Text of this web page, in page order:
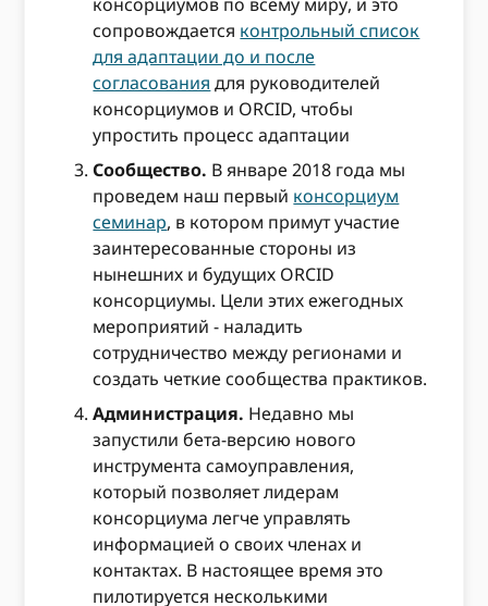
сопровождается контрольный список
для адаптации до и после
согласования для руководителей
консорциумов и ORCID, чтобы
упростить процесс адаптации
Сообщество. В январе 2018 года мы
проведем наш первый консорциум
семинар, в котором примут участие
заинтересованные стороны из
нынешних и будущих ORCID
консорциумы. Цели этих ежегодных
мероприятий - наладить
сотрудничество между регионами и
создать четкие сообщества практиков.
Администрация. Недавно мы
запустили бета-версию нового
инструмента самоуправления,
который позволяет лидерам
консорциума легче управлять
информацией о своих членах и
контактах. В настоящее время это
пилотируется несколькими